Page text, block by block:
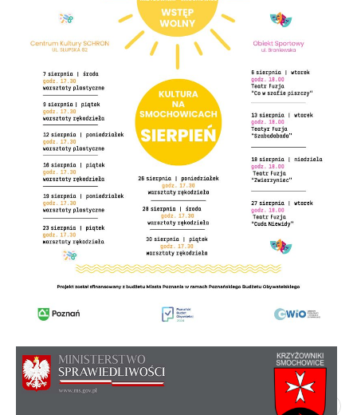
Rada Osiedla - skład, regulamin
Następny artykuł